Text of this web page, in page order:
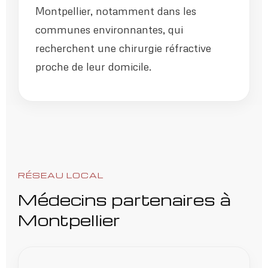
Montpellier, notamment dans les
communes environnantes, qui
recherchent une chirurgie réfractive
proche de leur domicile.
RÉSEAU LOCAL
Médecins partenaires à
Montpellier